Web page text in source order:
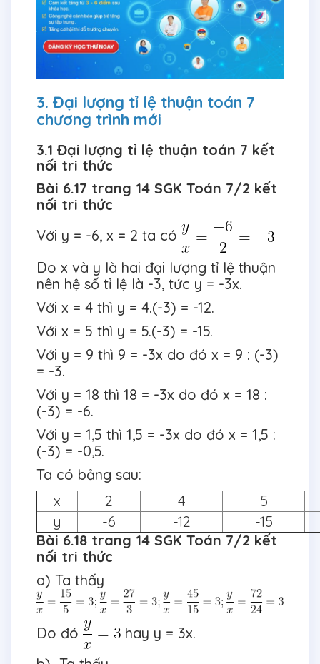
3. Đại lượng tỉ lệ thuận toán 7
chương trình mới
3.1 Đại lượng tỉ lệ thuận toán 7 kết
nối tri thức
Bài 6.17 trang 14 SGK Toán 7/2 kết
nối tri thức
Với y = -6, x = 2 ta có
Do x và y là hai đại lượng tỉ lệ thuận
nên hệ số tỉ lệ là -3, tức y = -3x.
Với x = 4 thì y = 4.(-3) = -12.
Với x = 5 thì y = 5.(-3) = -15.
Với y = 9 thì 9 = -3x do đó x = 9 : (-3)
= -3.
Với y = 18 thì 18 = -3x do đó x = 18 :
(-3) = -6.
Với y = 1,5 thì 1,5 = -3x do đó x = 1,5 :
(-3) = -0,5.
Ta có bảng sau:
x
2 4
5
y
-6 -12
-15
Bài 6.18 trang 14 SGK Toán 7/2 kết
nối tri thức
a) Ta thấy
Do đó
hay y = 3x.